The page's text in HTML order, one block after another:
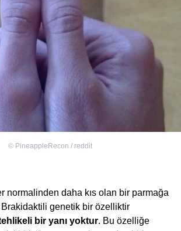
© PineappleRecon / reddit
normalinden daha kıs olan bir parmağa
Brakidaktili genetik bir özelliktir
bir yanı yoktur. Bu özelliğe